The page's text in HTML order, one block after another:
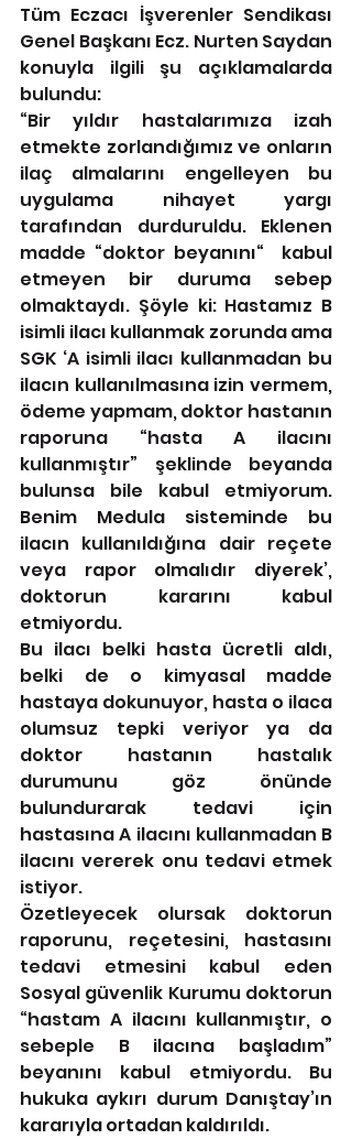
Tüm Eczacı İşverenler Sendikası
Genel Başkanı Ecz. Nurten Saydan
konuyla ilgili şu açıklamalarda
bulundu:
“Bir yıldır hastalarımıza izah
etmekte zorlandığımız ve onların
ilaç almalarını engelleyen bu
uygulama nihayet yargı
tarafından durduruldu. Eklenen
madde “doktor beyanını“  kabul
etmeyen bir duruma sebep
olmaktaydı. Şöyle ki: Hastamız B
isimli ilacı kullanmak zorunda ama
SGK ‘A isimli ilacı kullanmadan bu
ilacın kullanılmasına izin vermem,
ödeme yapmam, doktor hastanın
raporuna “hasta A ilacını
kullanmıştır” şeklinde beyanda
bulunsa bile kabul etmiyorum.
Benim Medula sisteminde bu
ilacın kullanıldığına dair reçete
veya rapor olmalıdır diyerek’,
doktorun kararını kabul
etmiyordu.
Bu ilacı belki hasta ücretli aldı,
belki de o kimyasal madde
hastaya dokunuyor, hasta o ilaca
olumsuz tepki veriyor ya da
doktor hastanın hastalık
durumunu göz önünde
bulundurarak tedavi için
hastasına A ilacını kullanmadan B
ilacını vererek onu tedavi etmek
istiyor.
Özetleyecek olursak doktorun
raporunu, reçetesini, hastasını
tedavi etmesini kabul eden
Sosyal güvenlik Kurumu doktorun
“hastam A ilacını kullanmıştır, o
sebeple B ilacına başladım”
beyanını kabul etmiyordu. Bu
hukuka aykırı durum Danıştay’ın
kararıyla ortadan kaldırıldı.